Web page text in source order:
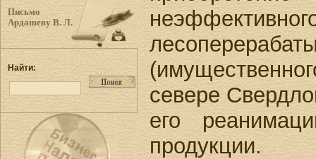
Письмо
Ардашеву В. Л.
Найти:
севере
его
продукции.